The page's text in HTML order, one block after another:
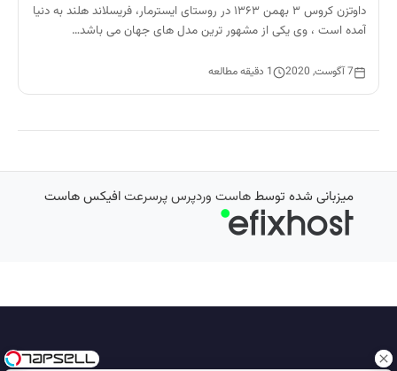
داوتزن کروس ۳ بهمن ۱۳۶۳ در روستای ایسترمار، فریسلاند هلند به دنیا
آمده است ، وی یکی از مشهور ترین مدل های جهان می باشد…
7 آگوست, 2020 1 دقیقه مطالعه
میزبانی شده توسطهاست وردپرس پرسرعتافیکس هاست